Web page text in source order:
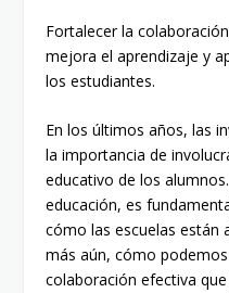
Fortalecer la
mejora el aprendizaje y
los estudiantes.
En los últimos años, las
la importancia de
educativo de los
educación, es
cómo las escuelas están
más aún, cómo
colaboración efectiva